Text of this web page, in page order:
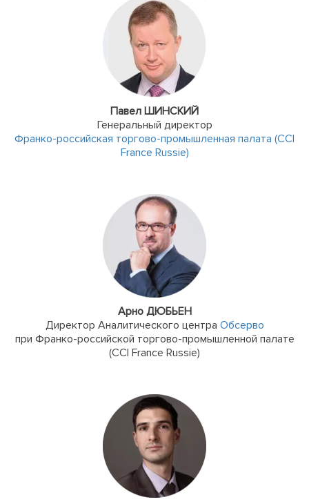
Павел ШИНСКИЙ
Генеральный директор
Франко-российская торгово-промышленная палата (CCI
France Russie)
Арно ДЮБЬЕН
Директор Аналитического центра Обсерво
при Франко-российской торгово-промышленной палате
(CCI France Russie)